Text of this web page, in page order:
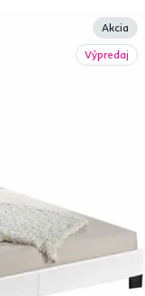
Akcia
Výpredaj